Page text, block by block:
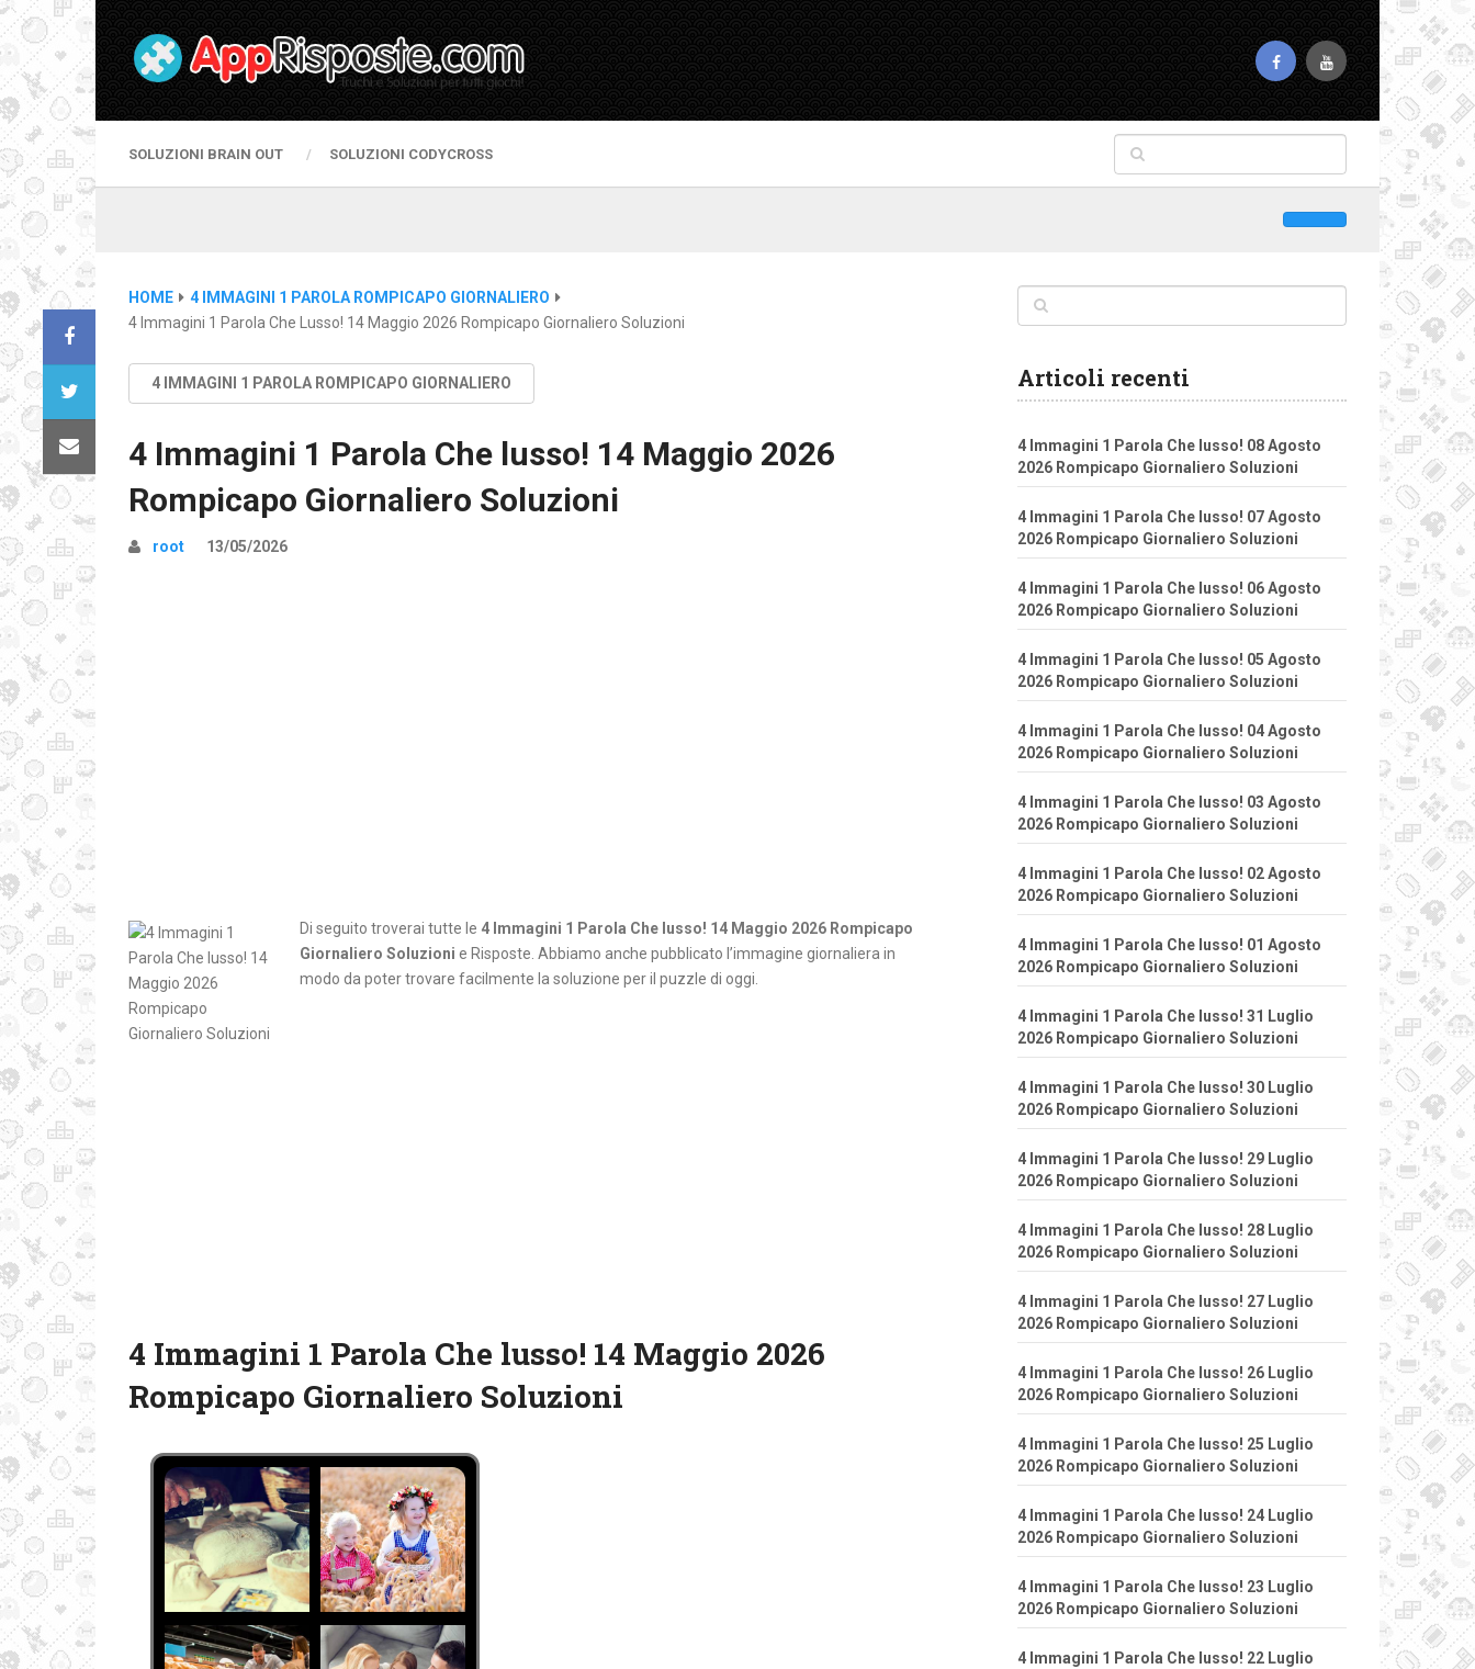
SOLUZIONI BRAIN OUT SOLUZIONI CODYCROSS
HOME
4 IMMAGINI 1 PAROLA ROMPICAPO GIORNALIERO
4 Immagini 1 Parola Che Lusso! 14 Maggio 2026 Rompicapo Giornaliero Soluzioni
4 IMMAGINI 1 PAROLA ROMPICAPO GIORNALIERO
4 Immagini 1 Parola Che lusso! 14 Maggio 2026
Rompicapo Giornaliero Soluzioni
root 13/05/2026
Di seguito troverai tutte le 4 Immagini 1 Parola Che lusso! 14 Maggio 2026 Rompicapo
Giornaliero Soluzioni e Risposte. Abbiamo anche pubblicato l’immagine giornaliera in
modo da poter trovare facilmente la soluzione per il puzzle di oggi.
4 Immagini 1 Parola Che lusso! 14 Maggio 2026
Rompicapo Giornaliero Soluzioni
Articoli recenti
4 Immagini 1 Parola Che lusso! 08 Agosto
2026 Rompicapo Giornaliero Soluzioni
4 Immagini 1 Parola Che lusso! 07 Agosto
2026 Rompicapo Giornaliero Soluzioni
4 Immagini 1 Parola Che lusso! 06 Agosto
2026 Rompicapo Giornaliero Soluzioni
4 Immagini 1 Parola Che lusso! 05 Agosto
2026 Rompicapo Giornaliero Soluzioni
4 Immagini 1 Parola Che lusso! 04 Agosto
2026 Rompicapo Giornaliero Soluzioni
4 Immagini 1 Parola Che lusso! 03 Agosto
2026 Rompicapo Giornaliero Soluzioni
4 Immagini 1 Parola Che lusso! 02 Agosto
2026 Rompicapo Giornaliero Soluzioni
4 Immagini 1 Parola Che lusso! 01 Agosto
2026 Rompicapo Giornaliero Soluzioni
4 Immagini 1 Parola Che lusso! 31 Luglio
2026 Rompicapo Giornaliero Soluzioni
4 Immagini 1 Parola Che lusso! 30 Luglio
2026 Rompicapo Giornaliero Soluzioni
4 Immagini 1 Parola Che lusso! 29 Luglio
2026 Rompicapo Giornaliero Soluzioni
4 Immagini 1 Parola Che lusso! 28 Luglio
2026 Rompicapo Giornaliero Soluzioni
4 Immagini 1 Parola Che lusso! 27 Luglio
2026 Rompicapo Giornaliero Soluzioni
4 Immagini 1 Parola Che lusso! 26 Luglio
2026 Rompicapo Giornaliero Soluzioni
4 Immagini 1 Parola Che lusso! 25 Luglio
2026 Rompicapo Giornaliero Soluzioni
4 Immagini 1 Parola Che lusso! 24 Luglio
2026 Rompicapo Giornaliero Soluzioni
4 Immagini 1 Parola Che lusso! 23 Luglio
2026 Rompicapo Giornaliero Soluzioni
4 Immagini 1 Parola Che lusso! 22 Luglio